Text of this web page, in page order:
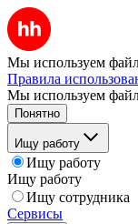
Мы используем
Правила
Мы используем
Понятно
Ищу работу
Ищу работу
Ищу работу
Ищу сотрудника
Сервисы